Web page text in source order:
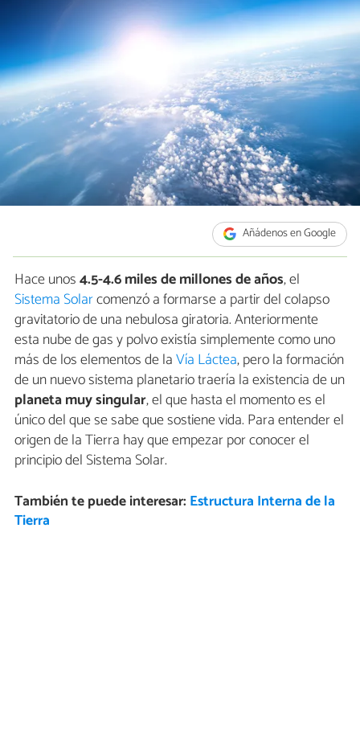
Añádenos en Google
Hace unos4.5-4.6 miles de millones de años, el
Sistema Solarcomenzó a formarse a partir del colapso
gravitatorio de una nebulosa giratoria. Anteriormente
esta nube de gas y polvo existía simplemente como uno
más de los elementos de laVía Láctea, pero la formación
de un nuevo sistema planetario traería la existencia de un
planeta muy singular, el que hasta el momento es el
único del que se sabe que sostiene vida. Para entender el
origen de la Tierra hay que empezar por conocer el
principio del Sistema Solar.
También te puede interesar: Estructura Interna de la
Tierra